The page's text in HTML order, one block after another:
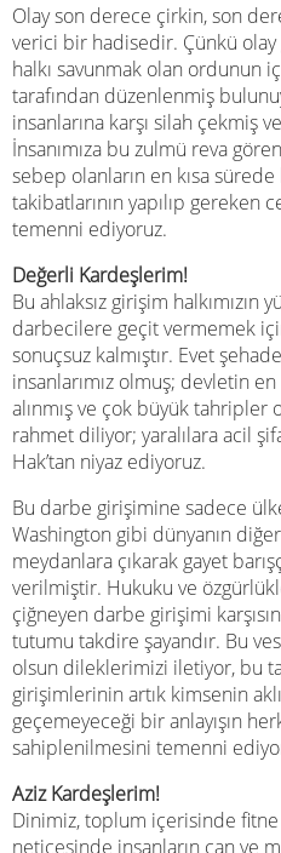
Olay son derece çirkin, son
verici bir hadisedir. Çünkü olay
halkı savunmak olan ordunun
tarafından düzenlenmiş
insanlarına karşı silah çekmiş
İnsanımıza bu zulmü reva
sebep olanların en kısa
takibatlarının yapılıp gereken
temenni ediyoruz.
Değerli Kardeşlerim!
Bu ahlaksız girişim halkımızın
darbecilere geçit vermemek
sonuçsuz kalmıştır. Evet
insanlarımız olmuş; devletin
alınmış ve çok büyük tahripler
rahmet diliyor; yaralılara acil
Hak’tan niyaz ediyoruz.
Bu darbe girişimine sadece
Washington gibi dünyanın
meydanlara çıkarak gayet
verilmiştir. Hukuku ve
çiğneyen darbe girişimi
tutumu takdire şayandır. Bu
olsun dileklerimizi iletiyor, bu
girişimlerinin artık kimsenin
geçemeyeceği bir anlayışın
sahiplenilmesini temenni
Aziz Kardeşlerim!
Dinimiz, toplum içerisinde fitne
neticesinde insanların can ve